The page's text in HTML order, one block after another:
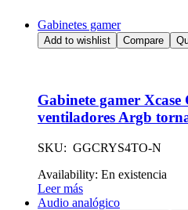
Gabinetes gamer
Add to wishlist Compare
Gabinete gamer
ventiladores Argb
SKU: GGCRYS4TO-N
Availability: En existencia
Leer más
Audio analógico